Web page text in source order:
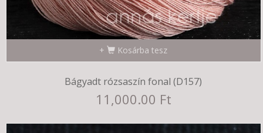
Kosárba tesz
Bágyadt rózsaszín fonal (D157)
11,000.00 Ft